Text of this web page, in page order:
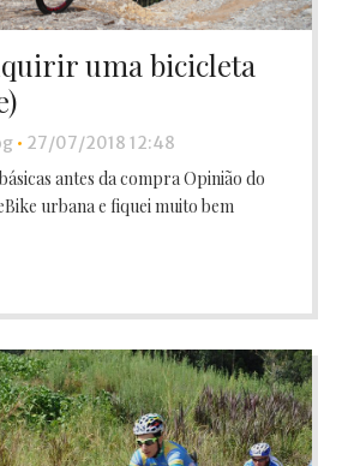
uma bicicleta
• 27/07/2018 12:48
antes da compra Opinião do
urbana e fiquei muito bem